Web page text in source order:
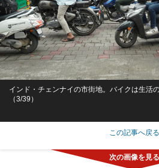
インド・チェンナイの市街地。バイクは生活
（3/39）
この記事へ戻る